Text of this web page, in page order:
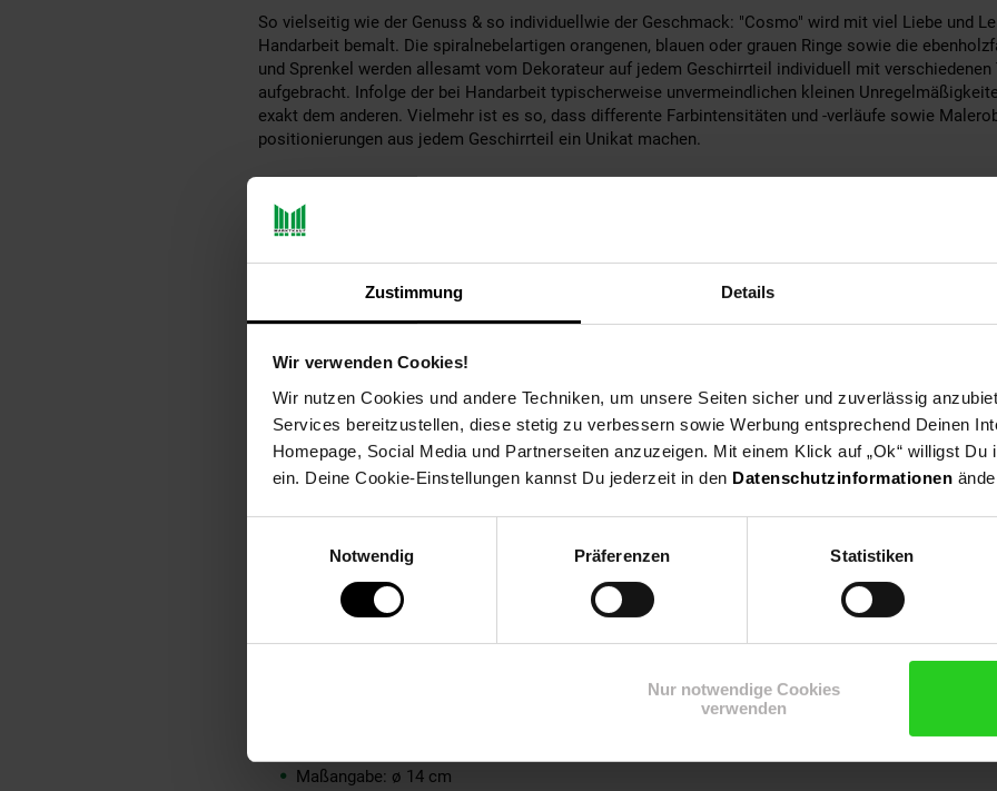
Zustimmung Details
Wir verwenden Cookies!
Wir nutzen Cookies und andere Techniken, um unsere Seiten sicher und zuverlässig
Services bereitzustellen, diese stetig zu verbessern sowie Werbung entsprechend Deinen
Homepage, Social Media und Partnerseiten anzuzeigen. Mit einem Klick auf „Ok“ willigst Du
ein. Deine Cookie-Einstellungen kannst Du jederzeit in den Datenschutzinformationen
Notwendig
Präferenzen Statistiken
Nur notwendige Cookies
verwenden
So vielseitig wie der Genuss & so individuellwie der Geschmack: "Cosmo" wird mit viel Liebe und
Handarbeit bemalt. Die spiralnebelartigen orangenen, blauen oder grauen Ringe sowie die
und Sprenkel werden allesamt vom Dekorateur auf jedem Geschirrteil individuell mit
aufgebracht. Infolge der bei Handarbeit typischerweise unvermeindlichen kleinen
exakt dem anderen. Vielmehr ist es so, dass differente Farbintensitäten und -verläufe sowie
positionierungen aus jedem Geschirrteil ein Unikat machen.
Durchmesser: ca. 14 cm
Höhe: ca. 2 cm
Lieferungsumfang: 6x Kaffeeuntertasse
Durchmesser (cm): 14.0
Serien-Bezeichnung: Cosmo
Elektroprodukt: Nein
Farbe: orange
Form: Rund
info@ritzenhoff-breker.de
GPSR PLZ & Ort: 33014 Bad Driburg
Produkttyp: Kaffeeuntertassen
Grundpreispflicht: Nein
Kollektion Serie: COSMO
Lieferungsumfang: 6x Untertasse
Maßangabe: ø 14 cm